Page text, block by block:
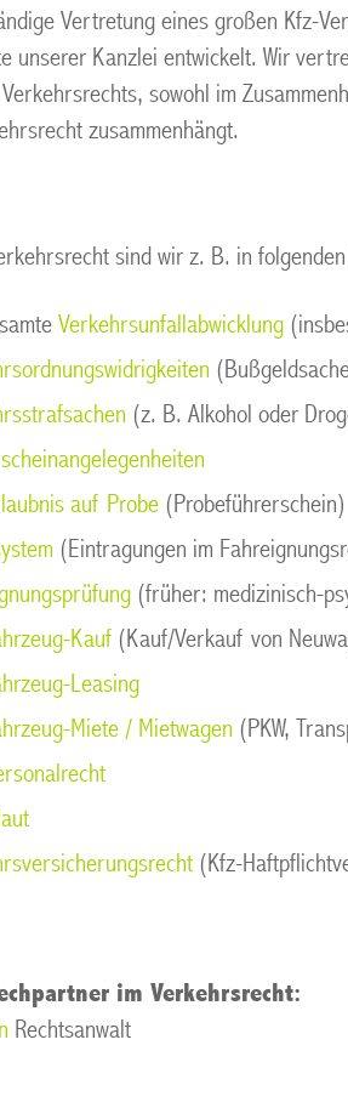
Vertretung eines großen Kfz-
unserer Kanzlei entwickelt. Wir
sowohl im
zusammenhängt.
sind wir z. B. in
Verkehrsunfallabwicklung
(z. B. Alkohol oder
auf Probe (Probeführerschein)
(Eintragungen im
(früher: medizinisch-
Kauf (Kauf/Verkauf von
Leasing
Miete / Mietwagen (PKW,
(Kfz-
im Verkehrsrecht:
Rechtsanwalt